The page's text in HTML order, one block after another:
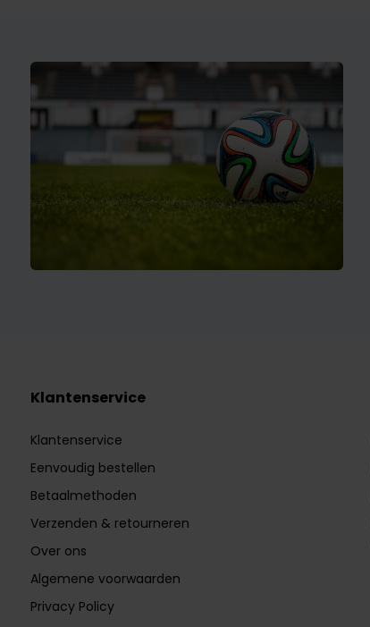
Klantenservice
Klantenservice
Eenvoudig bestellen
Betaalmethoden
Verzenden & retourneren
Over ons
Algemene voorwaarden
Privacy Policy